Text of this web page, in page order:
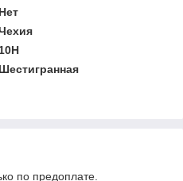
Нет
10Н
Шестигранная
по предоплате.